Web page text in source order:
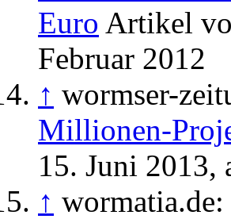
Euro Artikel
Februar 2012
↑ wormser-
Millionen-
15. Juni 2013,
↑ wormatia.de: